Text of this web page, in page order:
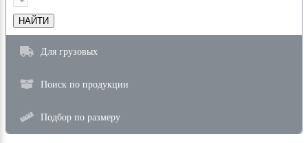
НАЙТИ
Для грузовых
Поиск по продукции
Подбор по размеру